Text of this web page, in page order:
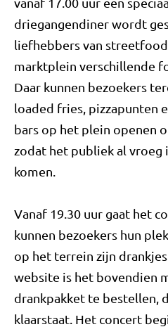
vanaf 17.00 uur een
driegangendiner wordt
liefhebbers van
marktplein verschillende
Daar kunnen bezoekers
loaded fries, pizzapunten
bars op het plein openen
zodat het publiek al vroeg
komen.
Vanaf 19.30 uur gaat het
kunnen bezoekers hun
op het terrein zijn
website is het bovendien
drankpakket te bestellen,
klaarstaat. Het concert